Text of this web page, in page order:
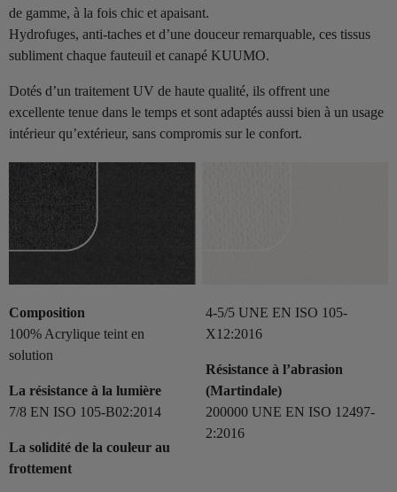
de gamme, à la fois chic et apaisant.
Hydrofuges, anti-taches et d’une douceur remarquable, ces tissus
subliment chaque fauteuil et canapé KUUMO.
Dotés d’un traitement UV de haute qualité, ils offrent une
excellente tenue dans le temps et sont adaptés aussi bien à un usage
intérieur qu’extérieur, sans compromis sur le confort.
Composition
100% Acrylique teint en
solution
La résistance à la lumière
7/8 EN ISO 105-B02:2014
La solidité de la couleur au
frottement
4-5/5 UNE EN ISO 105-
X12:2016
Résistance à l’abrasion
(Martindale)
200000 UNE EN ISO 12497-
2:2016